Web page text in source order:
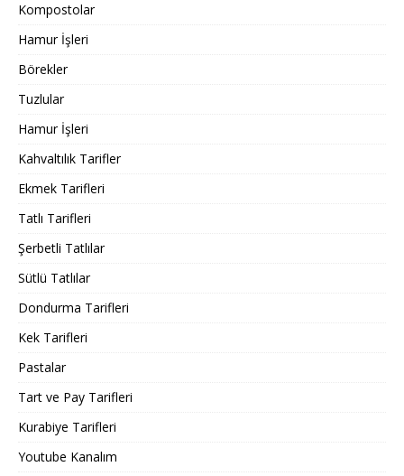
Kompostolar
Hamur İşleri
Börekler
Tuzlular
Hamur İşleri
Kahvaltılık Tarifler
Ekmek Tarifleri
Tatlı Tarifleri
Şerbetli Tatlılar
Sütlü Tatlılar
Dondurma Tarifleri
Kek Tarifleri
Pastalar
Tart ve Pay Tarifleri
Kurabiye Tarifleri
Youtube Kanalım